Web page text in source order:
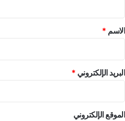
*
الاسم *
البريد الإلكتروني *
الموقع الإلكتروني